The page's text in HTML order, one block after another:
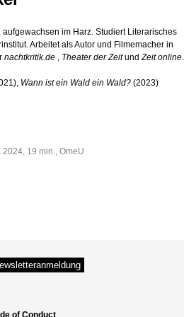
aufgewachsen im Harz. Studiert Literarisches
Arbeitet als Autor und Filmemacher in
nachtkritik.de , Theater der ZeitundZeit online.
Wann ist ein Wald ein Wald? (2023)
19 min., OmeU
of Conduct